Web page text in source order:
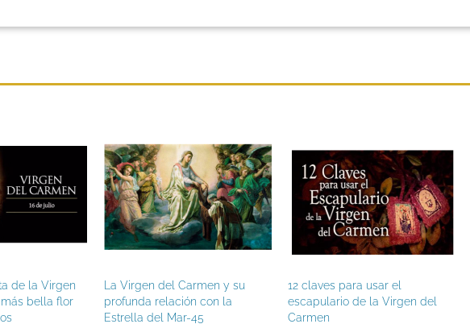
de la Virgen
bella flor
La Virgen del Carmen y su
profunda relación con la
Estrella del Mar-45
12 claves para usar el
escapulario de la Virgen del
Carmen